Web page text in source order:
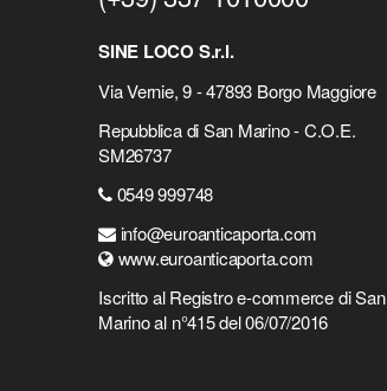
SINE LOCO S.r.l.
Via Vernie, 9 - 47893 Borgo Maggiore
Repubblica di San Marino - C.O.E.
SM26737
0549 999748
info@euroanticaporta.com
www.euroanticaporta.com
Iscritto al Registro e-commerce di San
Marino al n°415 del 06/07/2016